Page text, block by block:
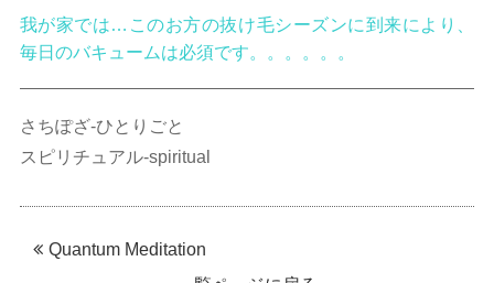
我が家では…このお方の抜け毛シーズンに到来により、
毎日のバキュームは必須です。。。。。。
さちぽざ-ひとりごと
スピリチュアル-spiritual
Quantum Meditation